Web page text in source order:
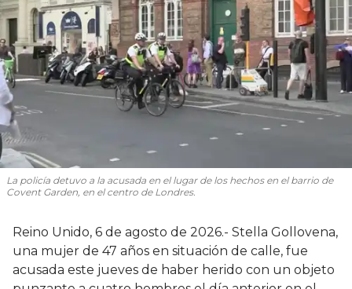
La policía detuvo a la acusada en el lugar de los hechos en el barrio de
Covent Garden, en el centro de Londres.
Reino Unido, 6 de agosto de 2026.- Stella Gollovena,
una mujer de 47 años en situación de calle, fue
acusada este jueves de haber herido con un objeto